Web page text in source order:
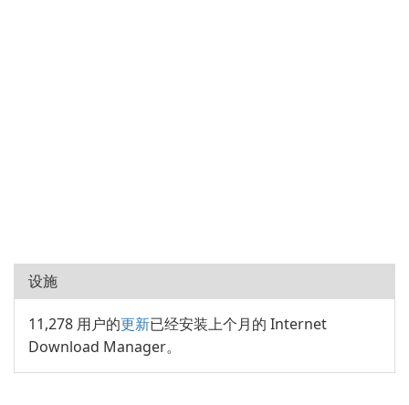
设施
11,278 用户的更新已经安装上个月的 Internet
Download Manager。